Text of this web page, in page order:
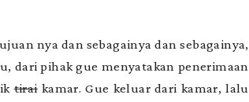
nya dan sebagainya dan sebagainya,
dari pihak gue menyatakan penerimaan
tiraikamar. Gue keluar dari kamar, lalu